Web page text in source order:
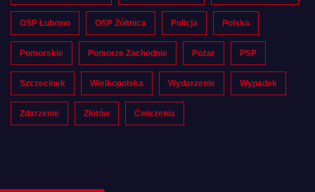
OSP Łubowo OSP Żółtnica Policja Polska
Pomorskie Pomorze Zachodnie Pożar PSP
Szczecinek Wielkopolska Wydarzenie Wypadek
Zdarzenie Złotów Ćwiczenia